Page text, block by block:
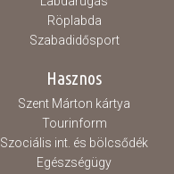
Röplabda
Szabadidősport
Hasznos
Szent Márton kártya
Tourinform
Szociális int. és bölcsődék
Egészségügy